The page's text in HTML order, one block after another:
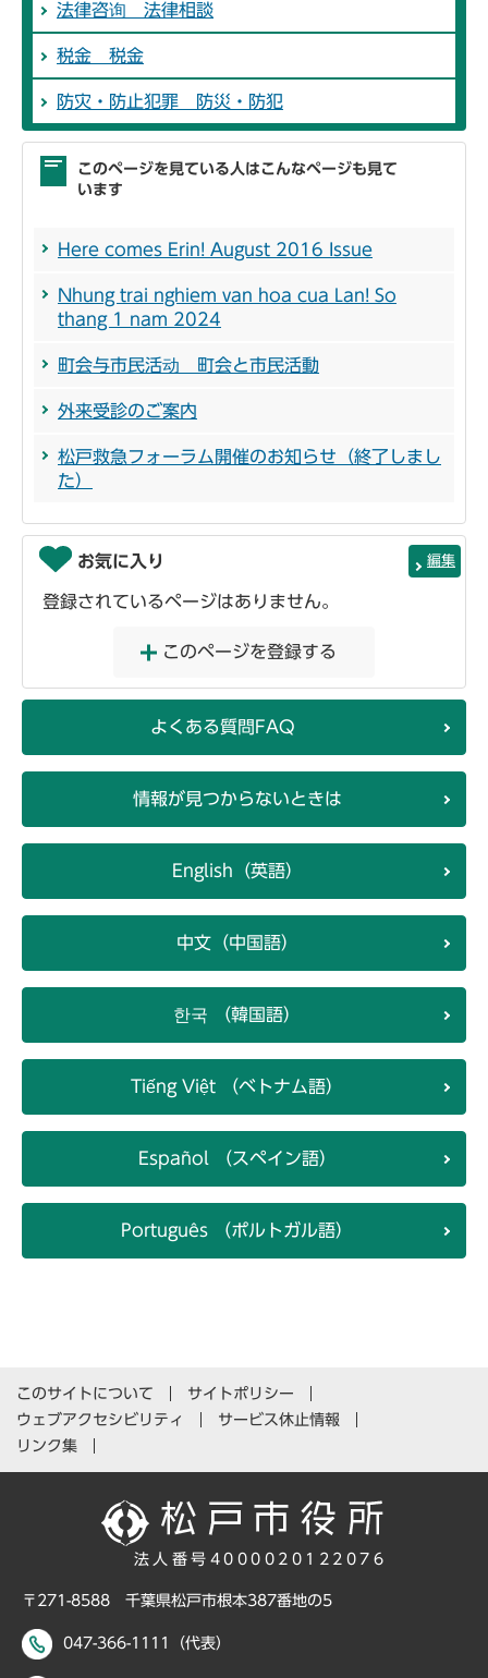
法律咨询 法律相談
税金 税金
防灾・防止犯罪 防災・防犯
このページを見ている人はこんなページも見て
います
Here comes Erin! August 2016 Issue
Nhung trai nghiem van hoa cua Lan! So
thang 1 nam 2024
町会与市民活动 町会と市民活動
外来受診のご案内
松戸救急フォーラム開催のお知らせ（終了しまし
た）
お気に入り 編集
登録されているページはありません。
このページを登録する
よくある質問FAQ
情報が見つからないときは
English（英語）
中文（中国語）
한국 （韓国語）
Tiếng Việt （ベトナム語）
Español （スペイン語）
Português （ポルトガル語）
このサイトについて
サイトポリシー
ウェブアクセシビリティ
サービス休止情報
リンク集
法人番号4000020122076
〒271-8588 千葉県松戸市根本387番地の5
047-366-1111（代表）